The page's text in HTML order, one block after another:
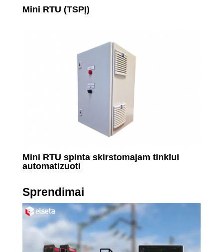
Mini RTU (TSPĮ)
Mini RTU spinta skirstomajam tinklui
automatizuoti
Sprendimai